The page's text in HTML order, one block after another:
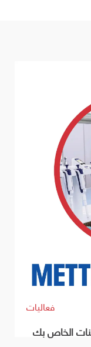
فعاليات
الخاص بك